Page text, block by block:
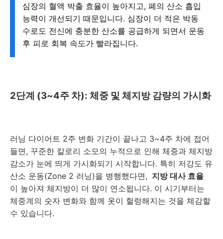
심장의 혈액 박출 효율이 높아지고, 폐의 산소 흡입
능력이 개선되기 때문입니다. 심장이 더 적은 박동
수로도 전신에 충분한 산소를 공급하게 되면서 운동
후 피로 회복 속도가 빨라집니다.
2단계 (3~4주 차): 체중 및 체지방 감량의 가시화
러닝 다이어트 2주 변화 기간이 끝나고 3~4주 차에 접어
들면, 꾸준한 칼로리 소모의 누적으로 인해 체중과 체지방
감소가 눈에 띄게 가시화되기 시작합니다. 특히 저강도 유
산소 운동(Zone 2 러닝)을 병행했다면, 지방 대사 효율
이 높아져 체지방이 더 많이 연소됩니다. 이 시기부터는
체중계의 숫자 변화와 함께 옷이 헐렁해지는 것을 체감할
수 있습니다.